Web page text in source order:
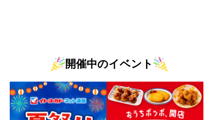
開催中のイベント